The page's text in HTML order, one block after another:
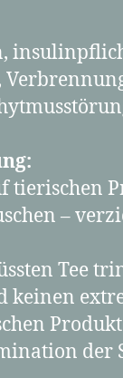
tierischen
–
Tee
keinen
der